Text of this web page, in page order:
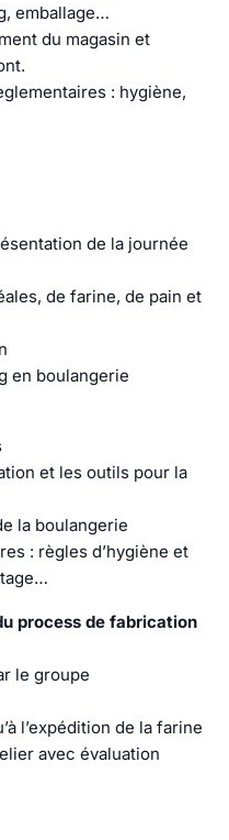
emballage…
du magasin et
: hygiène,
de la journée
de farine, de pain et
en boulangerie
et les outils pour la
la boulangerie
: règles d’hygiène et
process de fabrication
le groupe
l’expédition de la farine
avec évaluation